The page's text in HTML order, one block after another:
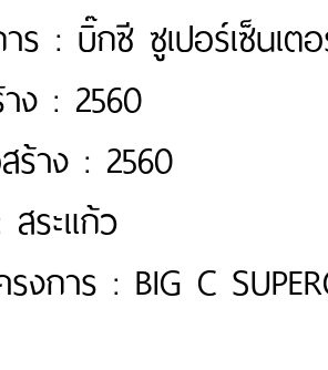
ร : บิ๊กซี ซูเปอร์เซ็นเ
ง : 2560
ร้าง : 2560
ระแก้ว
รงการ : BIG C